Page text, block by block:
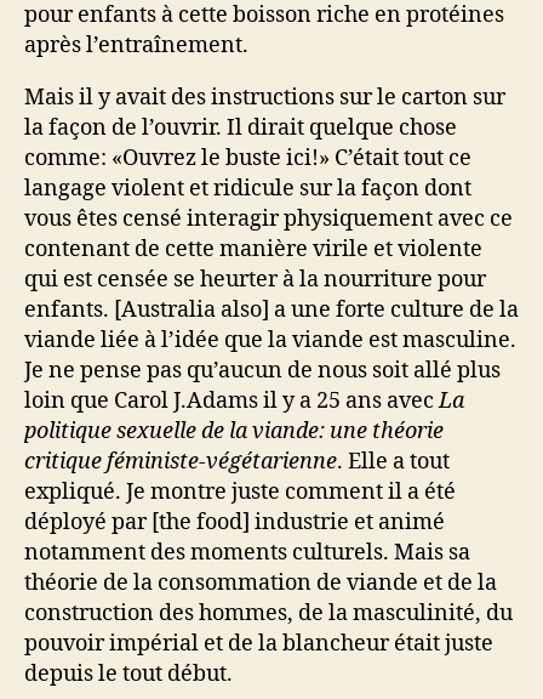
pour enfants à cette boisson riche en protéines
après l’entraînement.
Mais il y avait des instructions sur le carton sur
la façon de l’ouvrir. Il dirait quelque chose
comme: «Ouvrez le buste ici!» C’était tout ce
langage violent et ridicule sur la façon dont
vous êtes censé interagir physiquement avec ce
contenant de cette manière virile et violente
qui est censée se heurter à la nourriture pour
enfants. [Australia also] a une forte culture de la
viande liée à l’idée que la viande est masculine.
Je ne pense pas qu’aucun de nous soit allé plus
loin que Carol J.Adams il y a 25 ans avecLa
politique sexuelle de la viande: une théorie
critique féministe-végétarienne. Elle a tout
expliqué. Je montre juste comment il a été
déployé par [the food] industrie et animé
notamment des moments culturels. Mais sa
théorie de la consommation de viande et de la
construction des hommes, de la masculinité, du
pouvoir impérial et de la blancheur était juste
depuis le tout début.